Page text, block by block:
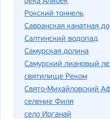
Рокский тоннель
Савранская канатная
Салтинский водопад
Самурская долина
Самурский лиановый
святилище Реком
Свято-Михайловский
селение Филя
село Ирганай